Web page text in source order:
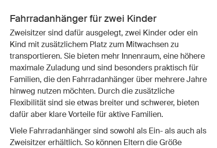
Fahrradanhänger für zwei Kinder
Zweisitzer sind dafür ausgelegt, zwei Kinder oder ein
Kind mit zusätzlichem Platz zum Mitwachsen zu
transportieren. Sie bieten mehr Innenraum, eine höhere
maximale Zuladung und sind besonders praktisch für
Familien, die den Fahrradanhänger über mehrere Jahre
hinweg nutzen möchten. Durch die zusätzliche
Flexibilität sind sie etwas breiter und schwerer, bieten
dafür aber klare Vorteile für aktive Familien.
Viele Fahrradanhänger sind sowohl als Ein- als auch als
Zweisitzer erhältlich. So können Eltern die Größe